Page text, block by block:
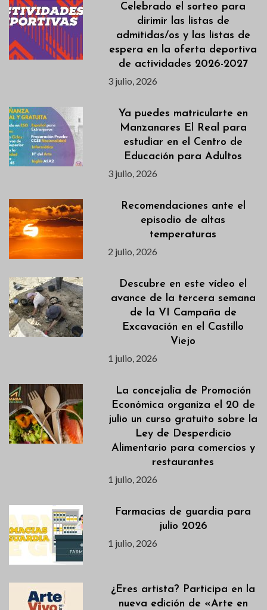
Celebrado el sorteo para
dirimir las listas de
admitidas/os y las listas de
espera en la oferta deportiva
de actividades 2026-2027
3 julio, 2026
Ya puedes matricularte en
Manzanares El Real para
estudiar en el Centro de
Educación para Adultos
3 julio, 2026
Recomendaciones ante el
episodio de altas
temperaturas
2 julio, 2026
Descubre en este vídeo el
avance de la tercera semana
de la VI Campaña de
Excavación en el Castillo
Viejo
1 julio, 2026
La concejalía de Promoción
Económica organiza el 20 de
julio un curso gratuito sobre la
Ley de Desperdicio
Alimentario para comercios y
restaurantes
1 julio, 2026
Farmacias de guardia para
julio 2026
1 julio, 2026
¿Eres artista? Participa en la
nueva edición de «Arte en